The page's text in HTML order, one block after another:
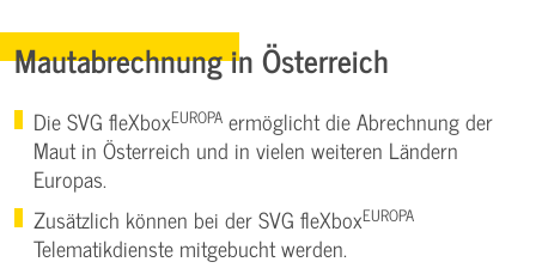
Mautabrechnung in Österreich
Die SVG fleXboxEUROPA ermöglicht die Abrechnung der
Maut in Österreich und in vielen weiteren Ländern
Europas.
Zusätzlich können bei der SVG fleXboxEUROPA
Telematikdienste mitgebucht werden.